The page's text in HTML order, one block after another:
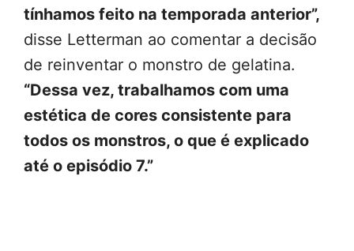
tínhamos feito na temporada anterior”,
disse Letterman ao comentar a decisão
de reinventar o monstro de gelatina.
“Dessa vez, trabalhamos com uma
estética de cores consistente para
todos os monstros, o que é explicado
até o episódio 7.”